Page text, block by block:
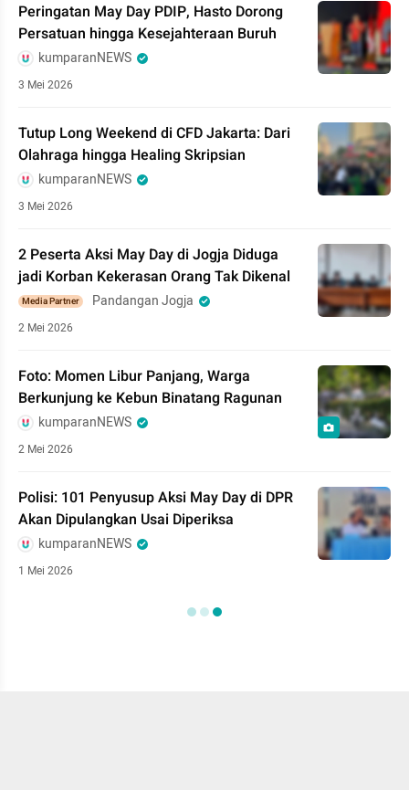
Peringatan May Day PDIP, Hasto Dorong
Persatuan hingga Kesejahteraan Buruh
kumparanNEWS
3 Mei 2026
Tutup Long Weekend di CFD Jakarta: Dari
Olahraga hingga Healing Skripsian
kumparanNEWS
3 Mei 2026
2 Peserta Aksi May Day di Jogja Diduga
jadi Korban Kekerasan Orang Tak Dikenal
Media Partner Pandangan Jogja
2 Mei 2026
Foto: Momen Libur Panjang, Warga
Berkunjung ke Kebun Binatang Ragunan
kumparanNEWS
2 Mei 2026
Polisi: 101 Penyusup Aksi May Day di DPR
Akan Dipulangkan Usai Diperiksa
kumparanNEWS
1 Mei 2026